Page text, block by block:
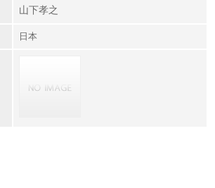
山下孝之
日本